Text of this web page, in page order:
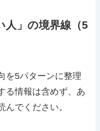
人」の境界線（5
を5パターンに整理
る情報は含めず、あ
んでください。